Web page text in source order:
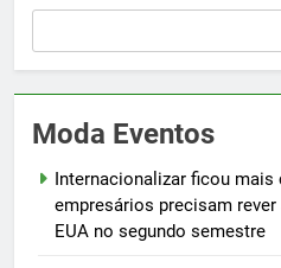
Moda Eventos
Internacionalizar ficou mais
empresários precisam
EUA no segundo semestre